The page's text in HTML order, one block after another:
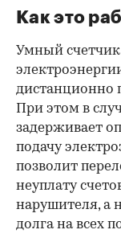
Как это
Умный счетчик
дистанционно
При этом в
задерживает
подачу
позволит
неуплату
нарушителя, а
долга на всех